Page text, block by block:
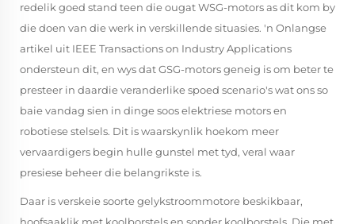
redelik goed stand teen die ougat WSG-motors as dit kom by
die doen van die werk in verskillende situasies. 'n Onlangse
artikel uit IEEE Transactions on Industry Applications
ondersteun dit, en wys dat GSG-motors geneig is om beter te
presteer in daardie veranderlike spoed scenario's wat ons so
baie vandag sien in dinge soos elektriese motors en
robotiese stelsels. Dit is waarskynlik hoekom meer
vervaardigers begin hulle gunstel met tyd, veral waar
presiese beheer die belangrikste is.
Daar is verskeie soorte gelykstroommotore beskikbaar,